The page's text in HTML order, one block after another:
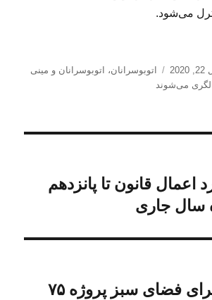
می‌شود.
برچسب‌ها
اتوبوسرانان، اتوبوسرانان و مینی
می‌شوند
اعمال قانون تا پانزدهم
سال جاری
طراحی و اجرای فضای سبز پروژه ۷۵